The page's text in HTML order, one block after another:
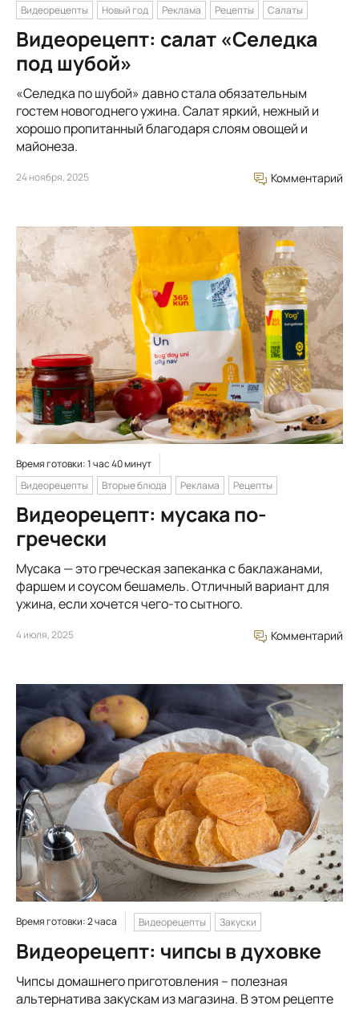
Видеорецепты Новый год Реклама Рецепты Салаты
Видеорецепт: салат «Селедка
под шубой»
«Селедка по шубой» давно стала обязательным
гостем новогоднего ужина. Салат яркий, нежный и
хорошо пропитанный благодаря слоям овощей и
майонеза.
24 ноября, 2025 Комментарий
Время готовки: 1 час 40 минут
Видеорецепты
Вторые блюда Реклама Рецепты
Видеорецепт: мусака по-
гречески
Мусака — это греческая запеканка с баклажанами,
фаршем и соусом бешамель. Отличный вариант для
ужина, если хочется чего-то сытного.
4 июля, 2025 Комментарий
Время готовки: 2 часа Видеорецепты Закуски
Видеорецепт: чипсы в духовке
Чипсы домашнего приготовления – полезная
альтернатива закускам из магазина. В этом рецепте